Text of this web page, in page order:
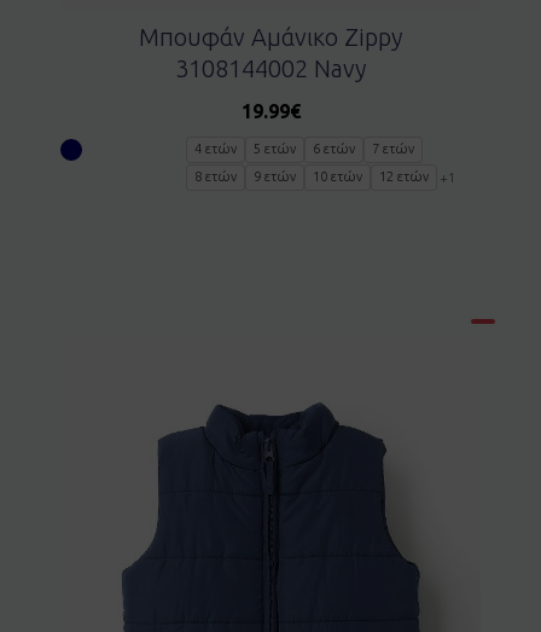
Μπουφάν Αμάνικο Zippy
3108144002 Navy
19.99€
4 ετών 5 ετών 6 ετών
7 ετών
8 ετών
9 ετών 10 ετών 12 ετών +1